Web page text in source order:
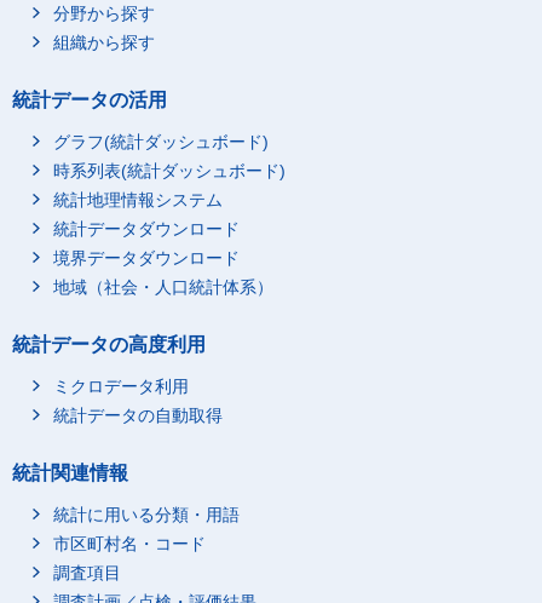
分野から探す
組織から探す
統計データの活用
グラフ(統計ダッシュボード)
時系列表(統計ダッシュボード)
統計地理情報システム
統計データダウンロード
境界データダウンロード
地域（社会・人口統計体系）
統計データの高度利用
ミクロデータ利用
統計データの自動取得
統計関連情報
統計に用いる分類・用語
市区町村名・コード
調査項目